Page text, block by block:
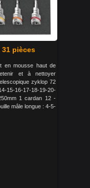
31 pièces
en mousse haut de
et à nettoyer
zyklop 72
15-16-17-18-19-20-
1 cardan 12 -
mâle longue : 4-5-